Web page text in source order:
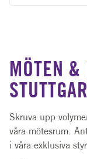
MÖTEN &
Skruva upp
våra mötesrum.
i våra exklusiva